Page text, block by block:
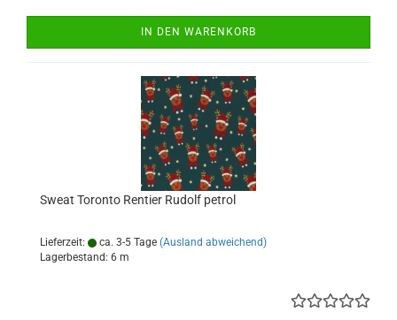
IN DEN WARENKORB
Sweat Toronto Rentier Rudolf petrol
Lieferzeit: ca. 3-5 Tage (Ausland abweichend)
Lagerbestand: 6 m